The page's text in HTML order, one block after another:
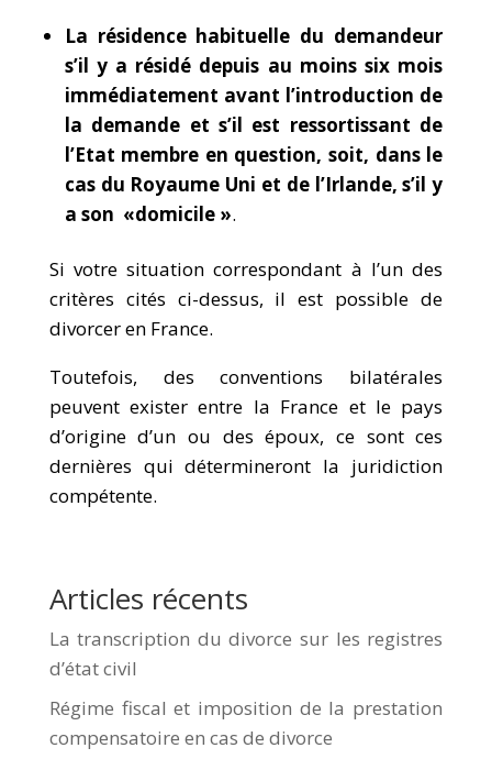
La résidence habituelle du demandeur
s’il y a résidé depuis au moins six mois
immédiatement avant l’introduction de
la demande et s’il est ressortissant de
l’Etat membre en question, soit, dans le
cas du Royaume Uni et de l’Irlande, s’il y
a son «domicile ».
Si votre situation correspondant à l’un des
critères cités ci-dessus, il est possible de
divorcer en France.
Toutefois, des conventions bilatérales
peuvent exister entre la France et le pays
d’origine d’un ou des époux, ce sont ces
dernières qui détermineront la juridiction
compétente.
Articles récents
La transcription du divorce sur les registres
d’état civil
Régime fiscal et imposition de la prestation
compensatoire en cas de divorce